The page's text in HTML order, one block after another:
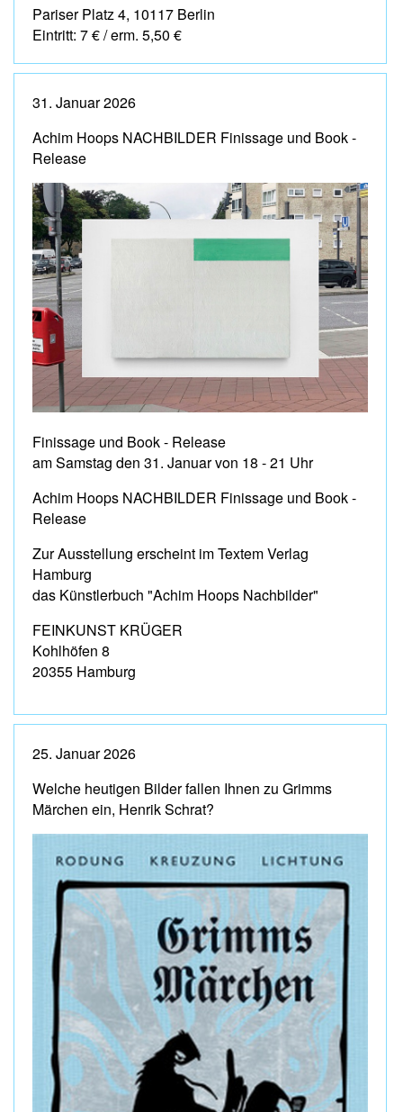
Pariser Platz 4, 10117 Berlin
Eintritt: 7 € / erm. 5,50 €
31. Januar 2026
Achim Hoops NACHBILDER Finissage und Book -
Release
Finissage und Book - Release
am Samstag den 31. Januar von 18 - 21 Uhr
Achim Hoops NACHBILDER Finissage und Book -
Release
Zur Ausstellung erscheint im Textem Verlag
Hamburg
das Künstlerbuch "Achim Hoops Nachbilder"
FEINKUNST KRÜGER
Kohlhöfen 8
20355 Hamburg
25. Januar 2026
Welche heutigen Bilder fallen Ihnen zu Grimms
Märchen ein, Henrik Schrat?